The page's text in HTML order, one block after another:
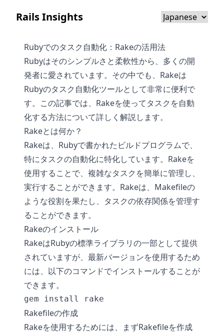
Rails Insights
Rubyでのタスク自動化：Rakeの活用法
Rubyはそのシンプルさと柔軟性から、多くの開
発者に愛されています。その中でも、Rakeは
Rubyのタスク自動化ツールとして非常に便利で
す。この記事では、Rakeを使ってタスクを自動
化する方法について詳しく解説します。
Rakeとは何か？
Rakeは、Rubyで書かれたビルドプログラムで、
特にタスクの自動化に特化しています。Rakeを
使用することで、複雑なタスクを簡単に管理し、
実行することができます。Rakeは、Makefileの
ような役割を果たし、タスクの依存関係を管理す
ることができます。
Rakeのインストール
RakeはRubyの標準ライブラリの一部として提供
されていますが、最新バージョンを使用するため
には、以下のコマンドでインストールすることが
できます。
gem install rake
Rakefileの作成
Rakeを使用するためには、まずRakefileを作成